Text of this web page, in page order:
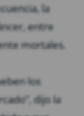
la
entre
mortales.
los
dijo la